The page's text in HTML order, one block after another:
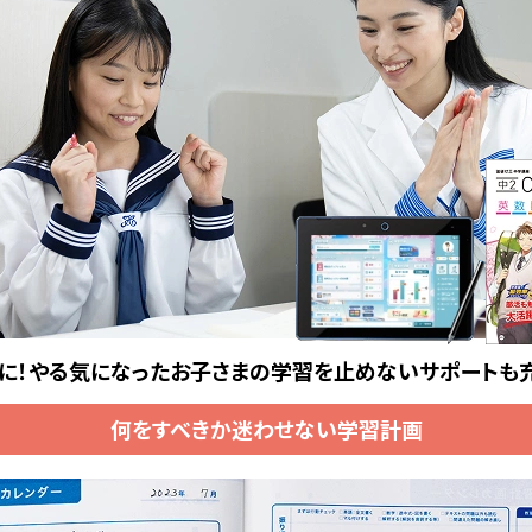
！やる気になったお子さまの学習を止めないサポートも
何をすべきか迷わせない学習計画